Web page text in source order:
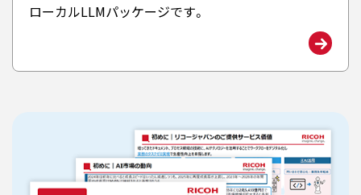
ローカルLLMパッケージです。